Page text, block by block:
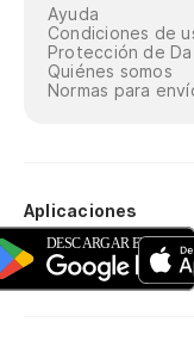
Ayuda
Condiciones de
Protección de
Quiénes somos
Normas para
Aplicaciones